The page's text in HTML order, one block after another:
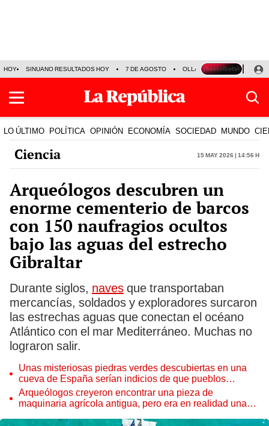
HOY SINUANO RESULTADOS HOY 7 DE AGOSTO OLLANTA HUMALA
LO ÚLTIMO POLÍTICA OPINIÓN ECONOMÍA SOCIEDAD MUNDO
Ciencia 15 May 2026 | 14:56 h
Arqueólogos descubren un
enorme cementerio de barcos
con 150 naufragios ocultos
bajo las aguas del estrecho
Gibraltar
Durante siglos, naves que transportaban
mercancías, soldados y exploradores surcaron
las estrechas aguas que conectan el océano
Atlántico con el mar Mediterráneo. Muchas no
lograron salir.
Unas misteriosas piedras verdes descubiertas en una
cueva de España serían indicios de que pueblos
prehistóricos trabajaron el cobre durante 4.000 años
Arqueólogos creyeron encontrar una pieza de
maquinaria agrícola antigua, pero era en realidad una